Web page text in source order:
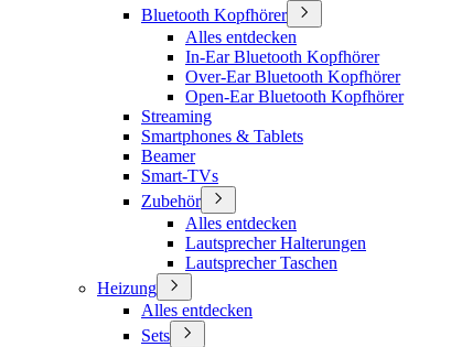
Bluetooth Kopfhörer
Alles entdecken
In-Ear Bluetooth Kopfhörer
Over-Ear Bluetooth Kopfhörer
Open-Ear Bluetooth Kopfhörer
Streaming
Smartphones & Tablets
Beamer
Smart-TVs
Zubehör
Alles entdecken
Lautsprecher Halterungen
Lautsprecher Taschen
Heizung
Alles entdecken
Sets